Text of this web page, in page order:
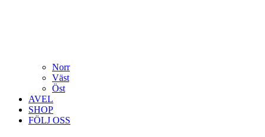
Norr
Väst
Öst
AVEL
SHOP
FÖLJ OSS